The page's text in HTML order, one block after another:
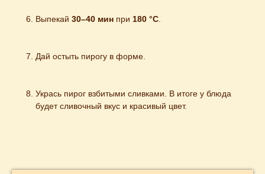
Выпекай 30–40 мин при 180 °C
Дай остыть пирогу в форме.
Укрась пирог взбитыми сливками. В итоге у блюда
будет сливочный вкус и красивый цвет.